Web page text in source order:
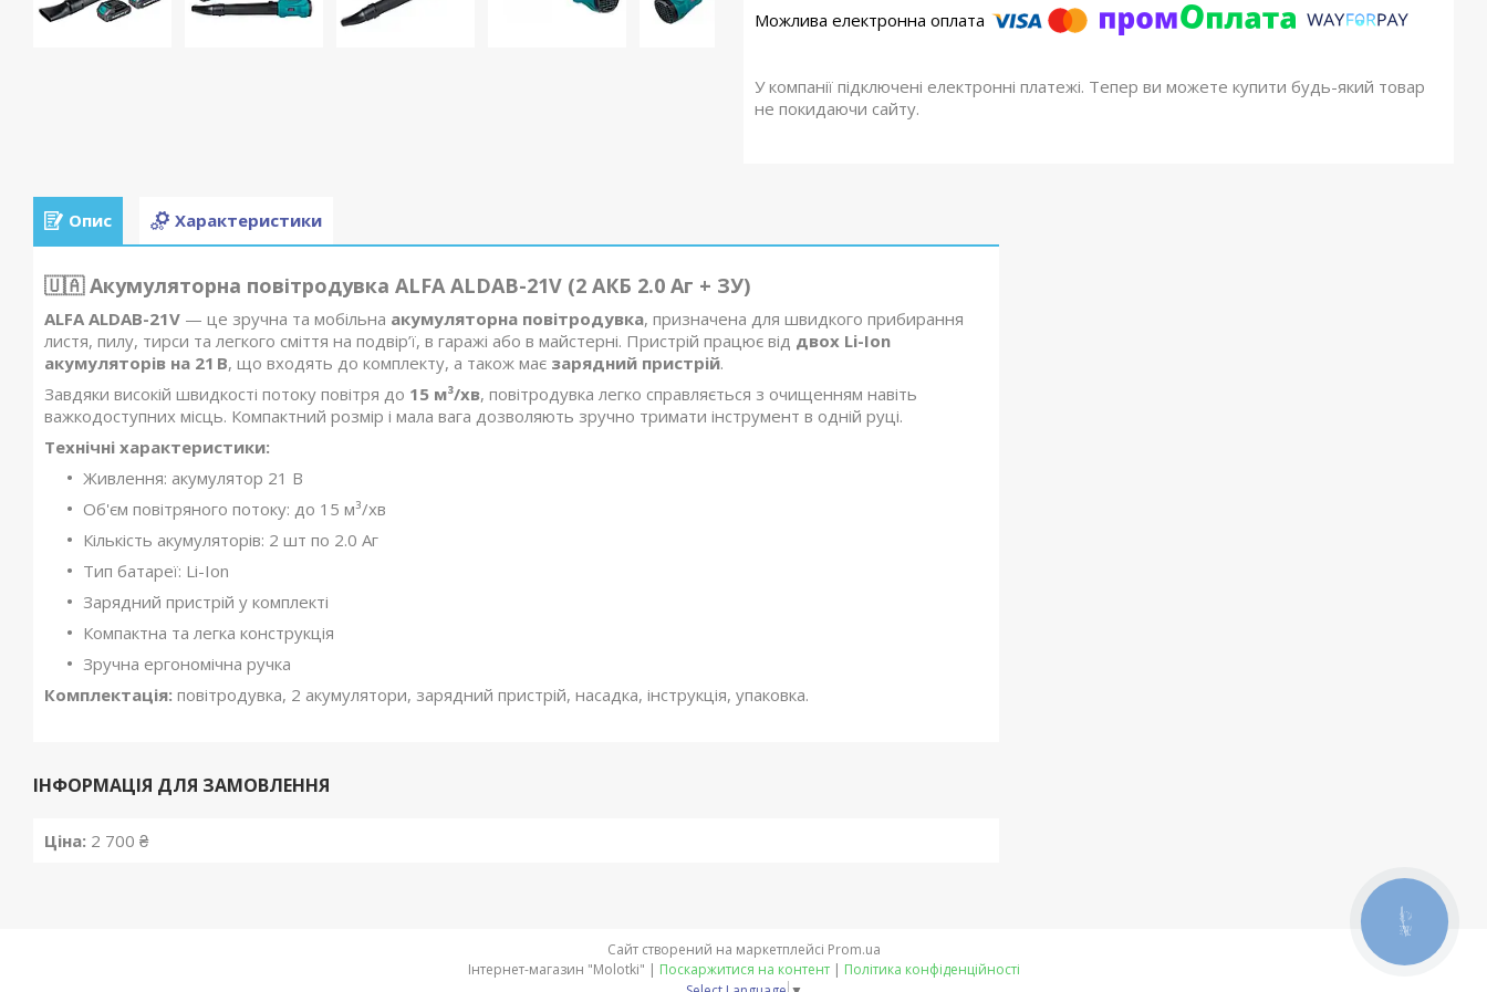
У компанії підключені електронні платежі. Тепер ви можете купити будь-який товар
не покидаючи сайту.
Опис Характеристики
🇺🇦Акумуляторна повітродувка ALFA ALDAB-21V (2 АКБ 2.0 Аг + ЗУ)
ALFA ALDAB-21V — це зручна та мобільна акумуляторна повітродувка, призначена для швидкого прибирання
листя, пилу, тирси та легкого сміття на подвір’ї, в гаражі або в майстерні. Пристрій працює від двох Li-Ion
акумуляторів на 21 В, що входять до комплекту, а також має зарядний пристрій.
Завдяки високій швидкості потоку повітря до 15 м³/хв, повітродувка легко справляється з очищенням навіть
важкодоступних місць. Компактний розмір і мала вага дозволяють зручно тримати інструмент в одній руці.
Технічні характеристики:
Живлення: акумулятор 21 В
Об'єм повітряного потоку: до 15 м³/хв
Кількість акумуляторів: 2 шт по 2.0 Аг
Тип батареї: Li-Ion
Зарядний пристрій у комплекті
Компактна та легка конструкція
Зручна ергономічна ручка
Комплектація: повітродувка, 2 акумулятори, зарядний пристрій, насадка, інструкція, упаковка.
ІНФОРМАЦІЯ ДЛЯ ЗАМОВЛЕННЯ
Ціна: 2 700 ₴
Сайт створений на маркетплейсі Prom.ua
Інтернет-магазин "Molotki" | Поскаржитися на контент | Політика конфіденційності
КНОПКА
ЗВ'ЯЗКУ